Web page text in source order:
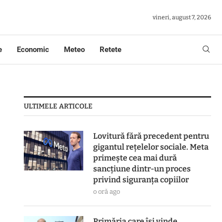
vineri, august 7, 2026
Economic Meteo Retete
ULTIMELE ARTICOLE
Lovitură fără precedent pentru
gigantul rețelelor sociale. Meta
primește cea mai dură
sancțiune dintr-un proces
privind siguranța copiilor
o oră ago